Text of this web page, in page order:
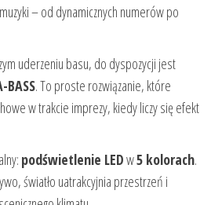
– od dynamicznych numerów po
uderzeniu basu, do dyspozycji jest
BASS. To proste rozwiązanie, które
w trakcie imprezy, kiedy liczy się efekt
podświetlenie LEDw5 kolorach.
światło uatrakcyjnia przestrzeń i